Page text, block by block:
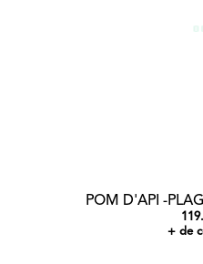
POM D'API -
+ de